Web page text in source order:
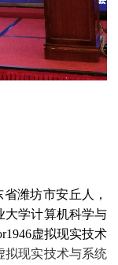
潍坊市安丘人，
大学计算机科学与
虚拟现实技术
拟现实技术与系统